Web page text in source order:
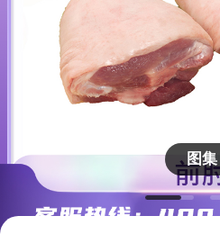
图集